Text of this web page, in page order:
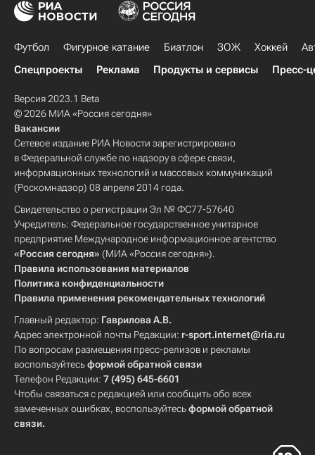
Футбол Фигурное катание Биатлон ЗОЖ Хоккей
Спецпроекты
Реклама Продукты и сервисы Пресс-
Версия 2023.1 Beta
© 2026 МИА «Россия сегодня»
Вакансии
Сетевое издание РИА Новости зарегистрировано
в Федеральной службе по надзору в сфере связи,
информационных технологий и массовых коммуникаций
(Роскомнадзор) 08 апреля 2014 года.
Свидетельство о регистрации Эл № ФС77-57640
Учредитель: Федеральное государственное унитарное
предприятие Международное информационное агентство
«Россия сегодня» (МИА «Россия сегодня»).
Правила использования материалов
Политика конфиденциальности
Правила применения рекомендательных технологий
Главный редактор: Гаврилова А.В.
Адрес электронной почты Редакции: r-sport.internet@ria.ru
По вопросам размещения пресс-релизов и рекламы
воспользуйтесьформой обратной связи
Телефон Редакции: 7 (495) 645-6601
Чтобы связаться с редакцией или сообщить обо всех
замеченных ошибках, воспользуйтесьформой обратной
связи.